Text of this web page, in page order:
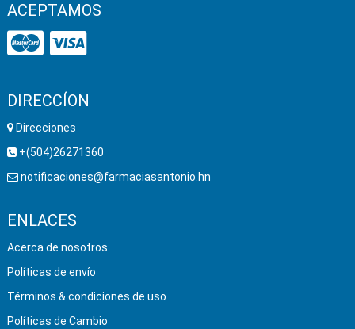
ACEPTAMOS
DIRECCÍON
Direcciones
+(504)26271360
notificaciones@farmaciasantonio.hn
ENLACES
Acerca de nosotros
Políticas de envío
Términos & condiciones de uso
Políticas de Cambio